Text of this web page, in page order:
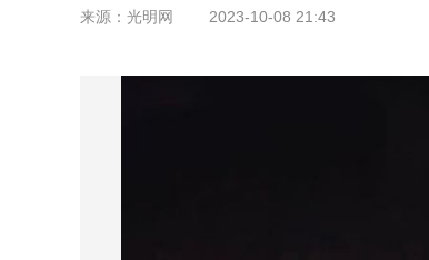
来源： 光明网 2023-10-08 21:43